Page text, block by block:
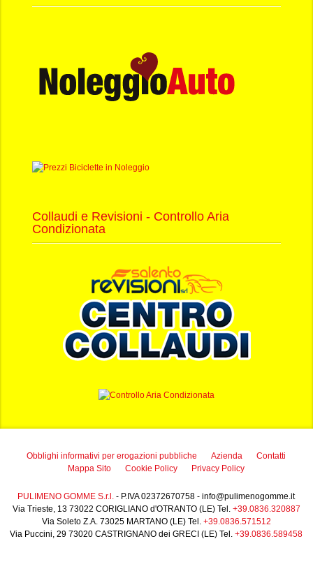
Collaudi e Revisioni - Controllo Aria
Condizionata
Obblighi informativi per erogazioni pubbliche Azienda
Contatti
Mappa Sito
Cookie Policy Privacy Policy
PULIMENO GOMME S.r.l. - P.IVA 02372670758 - info@pulimenogomme.it
Via Trieste, 13 73022 CORIGLIANO d'OTRANTO (LE) Tel. +39.0836.320887
Via Soleto Z.A. 73025 MARTANO (LE) Tel. +39.0836.571512
Via Puccini, 29 73020 CASTRIGNANO dei GRECI (LE) Tel.+39.0836.589458